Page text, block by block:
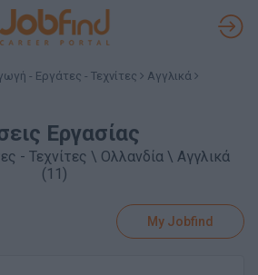
- Εργάτες - Τεχνίτες
Αγγλικά
Εργασίας
- Τεχνίτες \ Ολλανδία \ Αγγλικά
(11)
My Jobfind